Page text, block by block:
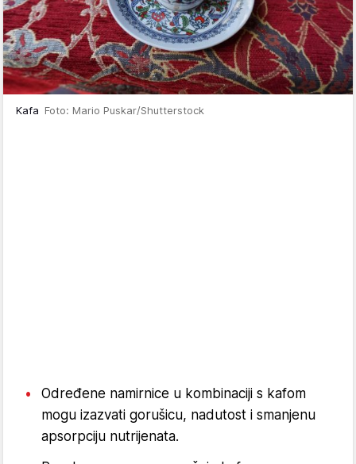
Kafa Foto: Mario Puskar/Shutterstock
Određene namirnice u kombinaciji s kafom
mogu izazvati gorušicu, nadutost i smanjenu
apsorpciju nutrijenata.